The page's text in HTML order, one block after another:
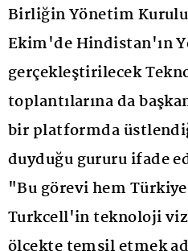
Birliğin Yönetim Kurulu
Ekim'de Hindistan'ın
gerçekleştirilecek
toplantılarına da
bir platformda
duyduğu gururu ifade
"Bu görevi hem
Turkcell'in teknoloji